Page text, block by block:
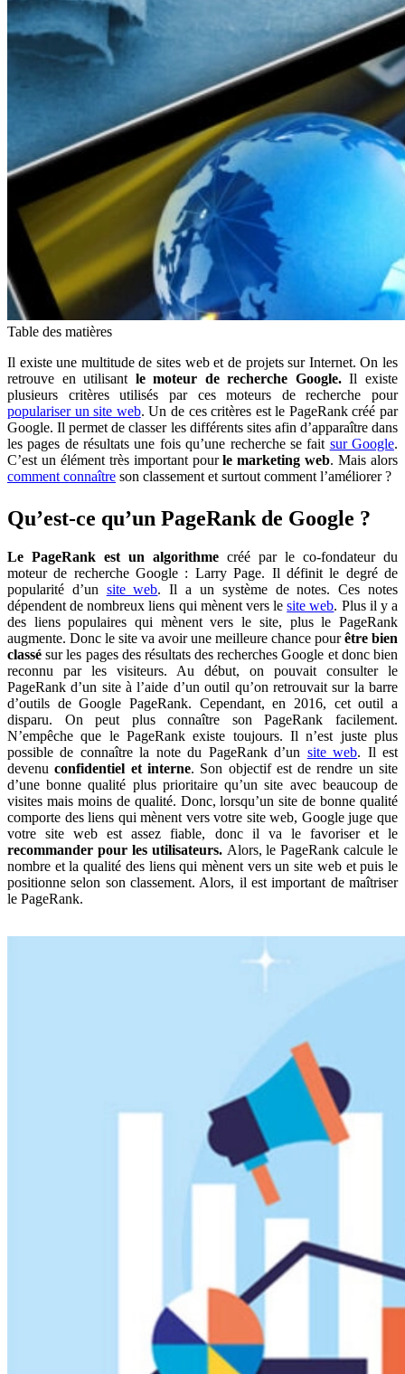
Table des matières
Il existe une multitude de sites web et de projets sur Internet. On les
retrouve en utilisant lemoteur de recherche Google.Il existe
plusieurs critères utilisés par ces moteurs de recherche pour
populariser un site web. Un de ces critères est le PageRank créé par
Google. Il permet de classer les différents sites afin d’apparaître dans
les pages de résultats une fois qu’une recherche se fait sur Google.
C’est un élément très important pourle marketing web. Mais alors
comment connaître son classement et surtout comment l’améliorer ?
Qu’est-ce qu’un PageRank de Google ?
Le PageRank est un algorithme créé par le co-fondateur du
moteur de recherche Google : Larry Page. Il définit le degré de
popularité d’un site web. Il a un système de notes. Ces notes
dépendent de nombreux liens qui mènent vers lesite web. Plus il y a
des liens populaires qui mènent vers le site, plus le PageRank
augmente. Donc le site va avoir une meilleure chance pourêtre bien
classésur les pages des résultats des recherches Google et donc bien
reconnu par les visiteurs. Au début, on pouvait consulter le
PageRank d’un site à l’aide d’un outil qu’on retrouvait sur la barre
d’outils de Google PageRank. Cependant, en 2016, cet outil a
disparu. On peut plus connaître son PageRank facilement.
N’empêche que le PageRank existe toujours. Il n’est juste plus
possible de connaître la note du PageRank d’un site web. Il est
devenu confidentiel et interne. Son objectif est de rendre un site
d’une bonne qualité plus prioritaire qu’un site avec beaucoup de
visites mais moins de qualité. Donc, lorsqu’un site de bonne qualité
comporte des liens qui mènent vers votre site web, Google juge que
votre site web est assez fiable, donc il va le favoriser et le
recommander pour les utilisateurs. Alors, le PageRank calcule le
nombre et la qualité des liens qui mènent vers un site web et puis le
positionne selon son classement. Alors, il est important de maîtriser
le PageRank.